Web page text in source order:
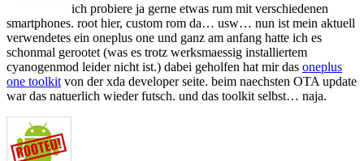
ich probiere ja gerne etwas rum mit verschiedenen
smartphones. root hier, custom rom da… usw… nun ist mein aktuell
verwendetes ein oneplus one und ganz am anfang hatte ich es
schonmal gerootet (was es trotz werksmaessig installiertem
cyanogenmod leider nicht ist.) dabei geholfen hat mir das oneplus
one toolkit von der xda developer seite. beim naechsten OTA update
war das natuerlich wieder futsch. und das toolkit selbst… naja.